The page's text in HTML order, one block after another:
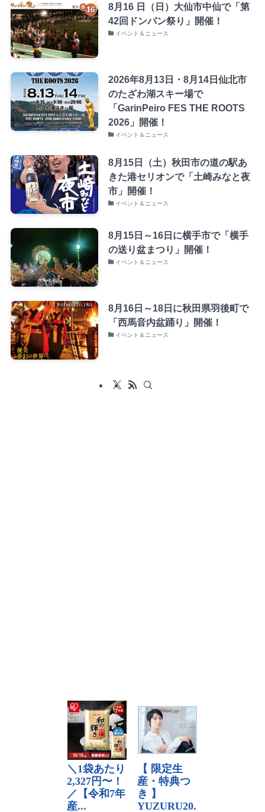
8月16 日（日）大仙市中仙で「第
42回ドンパン祭り」開催！
イベント＆ニュース
2026年8月13日・8月14日仙北市
のたざわ湖スキー場で
「GarinPeiro FES THE ROOTS
2026」開催！
イベント＆ニュース
8月15日（土）秋田市の道の駅あ
きた港セリオンで「土崎みなと夜
市」開催！
イベント＆ニュース
8月15日～16日に横手市で「横手
の送り盆まつり」開催！
イベント＆ニュース
8月16日～18日に秋田県羽後町で
「西馬音内盆踊り」開催！
イベント＆ニュース